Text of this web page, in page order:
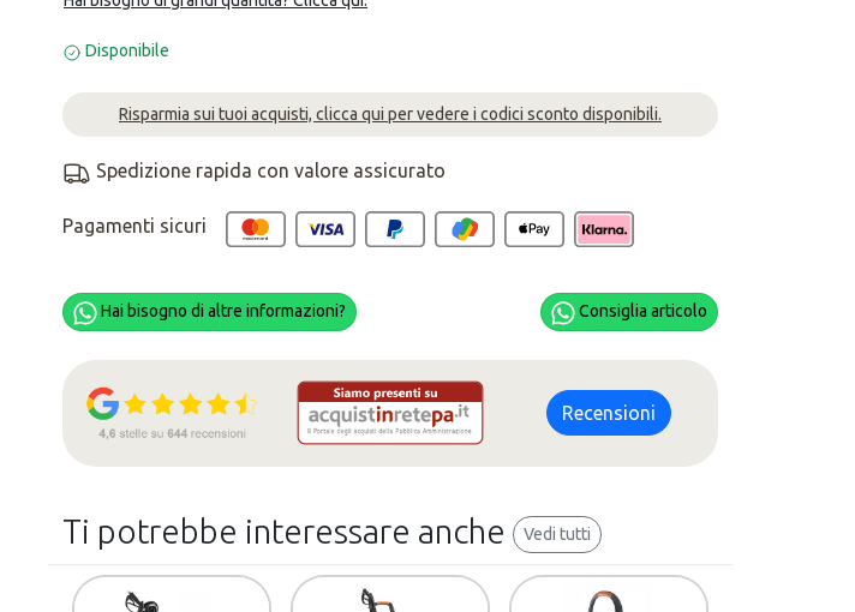
Disponibile
Risparmia sui tuoi acquisti, clicca qui per vedere i codici sconto disponibili.
Spedizione rapida con valore assicurato
Pagamenti sicuri
Hai bisogno di altre informazioni? Consiglia articolo
Recensioni
Ti potrebbe interessare anche Vedi tutti